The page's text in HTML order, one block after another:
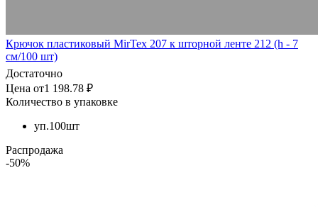
Крючок пластиковый MirTex 207 к шторной ленте 212 (h - 7
см/100 шт)
Достаточно
Цена от1 198.78 ₽
Количество в упаковке
уп.100шт
Распродажа
-50%